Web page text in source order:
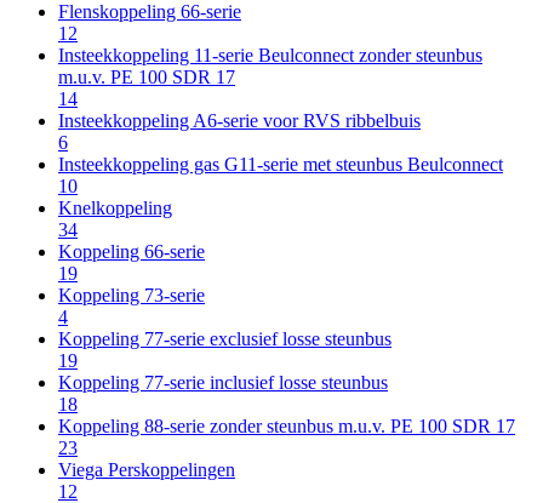
Flenskoppeling 66-serie
12
Insteekkoppeling 11-serie Beulconnect zonder steunbus
m.u.v. PE 100 SDR 17
14
Insteekkoppeling A6-serie voor RVS ribbelbuis
6
Insteekkoppeling gas G11-serie met steunbus Beulconnect
10
Knelkoppeling
34
Koppeling 66-serie
19
Koppeling 73-serie
4
Koppeling 77-serie exclusief losse steunbus
19
Koppeling 77-serie inclusief losse steunbus
18
Koppeling 88-serie zonder steunbus m.u.v. PE 100 SDR 17
23
Viega Perskoppelingen
12